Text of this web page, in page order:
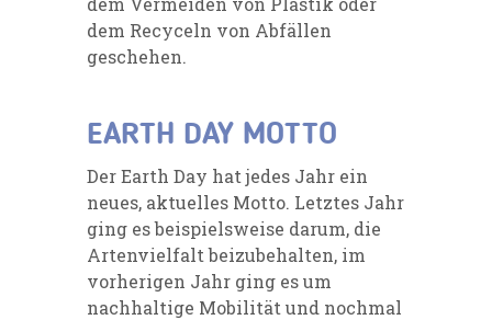
dem Recyceln von Abfällen
geschehen.
EARTH DAY MOTTO
Der Earth Day hat jedes Jahr ein
neues, aktuelles Motto. Letztes Jahr
ging es beispielsweise darum, die
Artenvielfalt beizubehalten, im
vorherigen Jahr ging es um
nachhaltige Mobilität und nochmal